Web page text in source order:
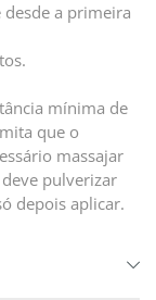
desde a primeira
mínima de
que o
massajar
pulverizar
depois aplicar.